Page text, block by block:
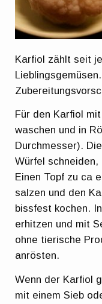
Karfiol zählt seit
Für den Karfiol
waschen und in
Durchmesser).
Würfel
Einen Topf zu ca
salzen und den
bissfest kochen.
erhitzen und mit
ohne tierische
anrösten.
Wenn der Karfiol
mit einem Sieb